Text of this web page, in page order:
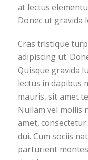
at lectus
Donec ut gravida
Cras tristique
adipiscing ut.
Quisque gravida
lectus in dapibus
mauris, sit amet
Nullam vel mollis
amet,
dui. Cum sociis
parturient